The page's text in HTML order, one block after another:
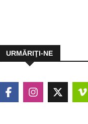
URMĂRIŢI-NE